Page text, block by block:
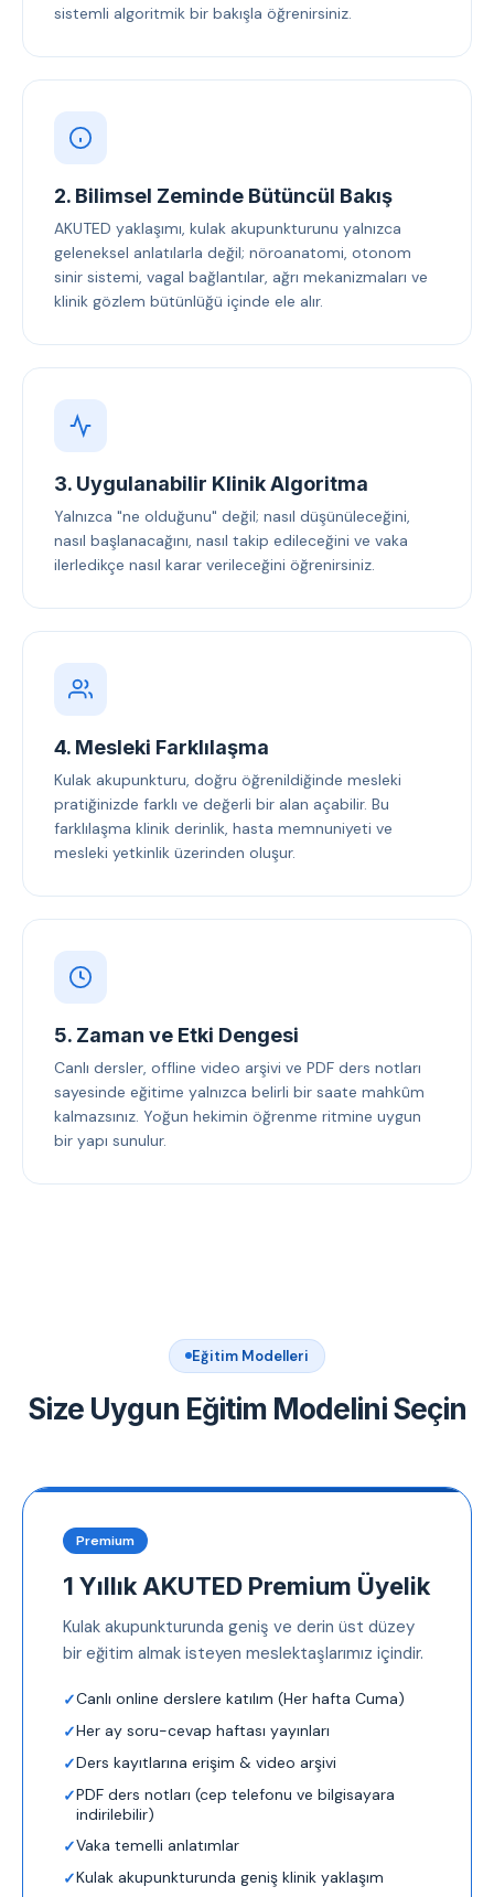
sistemli algoritmik bir bakışla öğrenirsiniz.
2. Bilimsel Zeminde Bütüncül Bakış
AKUTED yaklaşımı, kulak akupunkturunu yalnızca
geleneksel anlatılarla değil; nöroanatomi, otonom
sinir sistemi, vagal bağlantılar, ağrı mekanizmaları ve
klinik gözlem bütünlüğü içinde ele alır.
3. Uygulanabilir Klinik Algoritma
Yalnızca "ne olduğunu" değil; nasıl düşünüleceğini,
nasıl başlanacağını, nasıl takip edileceğini ve vaka
ilerledikçe nasıl karar verileceğini öğrenirsiniz.
4. Mesleki Farklılaşma
Kulak akupunkturu, doğru öğrenildiğinde mesleki
pratiğinizde farklı ve değerli bir alan açabilir. Bu
farklılaşma klinik derinlik, hasta memnuniyeti ve
mesleki yetkinlik üzerinden oluşur.
5. Zaman ve Etki Dengesi
Canlı dersler, offline video arşivi ve PDF ders notları
sayesinde eğitime yalnızca belirli bir saate mahkûm
kalmazsınız. Yoğun hekimin öğrenme ritmine uygun
bir yapı sunulur.
Eğitim Modelleri
Size Uygun Eğitim Modelini Seçin
Premium
1 Yıllık AKUTED Premium Üyelik
Kulak akupunkturunda geniş ve derin üst düzey
bir eğitim almak isteyen meslektaşlarımız içindir.
Canlı online derslere katılım (Her hafta Cuma)
Her ay soru-cevap haftası yayınları
Ders kayıtlarına erişim & video arşivi
PDF ders notları (cep telefonu ve bilgisayara
indirilebilir)
Vaka temelli anlatımlar
Kulak akupunkturunda geniş klinik yaklaşım